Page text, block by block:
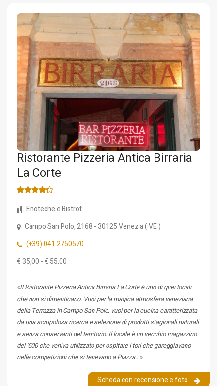
Ristorante Pizzeria Antica Birraria
La Corte
Enoteche e Bistrot
Campo San Polo, 2168 - 30125Venezia(VE)
(+39) 041 2750570
€ 35,00 - € 55,00
«Il Ristorante Pizzeria Antica Birraria La Corte è uno di quei locali
che non si dimenticano. Vuoi per la magica atmosfera veneziana
della Terrazza in Campo San Polo, vuoi per la cucina caratterizzata
da una scrupolosa ricerca e selezione di prodotti stagionali naturali
e senza conservanti del territorio. Il locale è un vecchio magazzino
del '500 che veniva utilizzato per ospitare i tori che gareggiavano
nelle competizioni che si tenevano a Piazza...»
Scheda con recensione e foto